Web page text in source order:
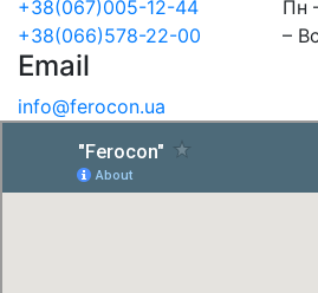
+38(067)005-12-44
+38(066)578-22-00
Пн
–
Email
info@ferocon.ua